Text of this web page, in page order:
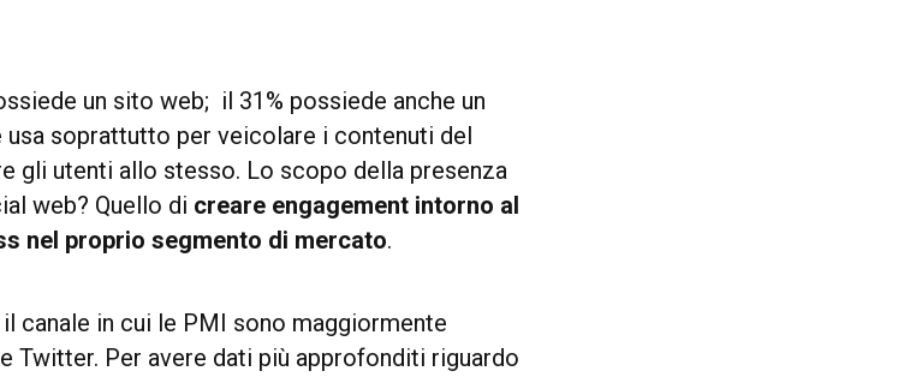
un sito web; il 31% possiede anche un
soprattutto per veicolare i contenuti del
gli utenti allo stesso. Lo scopo della presenza
web? Quello di creare engagement intorno al
nel proprio segmento di mercato.
canale in cui le PMI sono maggiormente
Twitter. Per avere dati più approfonditi riguardo